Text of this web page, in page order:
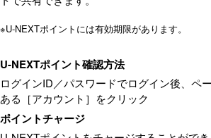
※U-NEXTポイントには有効期限があります。
U-NEXTポイント確認方法
ログインID／パスワードでログイン後、ペ
ある［アカウント］をクリック
ポイントチャージ